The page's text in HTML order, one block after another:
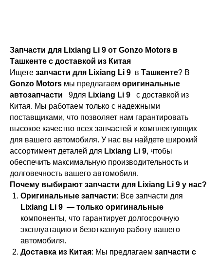
Запчасти для Lixiang Li 9 от Gonzo Motors в
Ташкенте с доставкой из Китая
Ищете запчасти для Lixiang Li 9 в Ташкенте? В
Gonzo Motors мы предлагаем оригинальные
автозапчасти
9для Lixiang Li 9
с доставкой из
Китая. Мы работаем только с надежными
поставщиками, что позволяет нам гарантировать
высокое качество всех запчастей и комплектующих
для вашего автомобиля. У нас вы найдете широкий
ассортимент деталей для Lixiang Li 9, чтобы
обеспечить максимальную производительность и
долговечность вашего автомобиля.
Почему выбирают запчасти для Lixiang Li 9 у нас?
Оригинальные запчасти: Все запчасти для
Lixiang Li 9 — только оригинальные
компоненты, что гарантирует долгосрочную
эксплуатацию и безотказную работу вашего
автомобиля.
Доставка из Китая: Мы предлагаем запчасти с